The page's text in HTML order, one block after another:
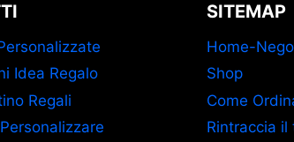
Idea Regalo
Regali
SITEMAP
Home-
Shop
Come
Rintraccia il